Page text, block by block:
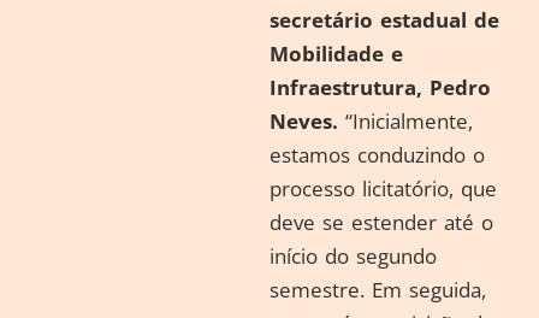
secretário estadual de
Mobilidade e
Infraestrutura, Pedro
Neves. “Inicialmente,
estamos conduzindo o
processo licitatório, que
deve se estender até o
início do segundo
semestre. Em seguida,